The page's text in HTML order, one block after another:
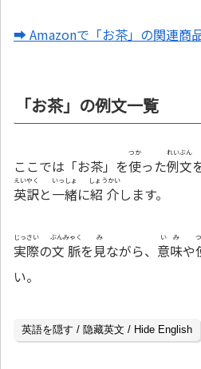
➡ Amazonで「お茶」の関連商
「お茶」の例文一覧
ここでは「お茶」を使
つか
った例文
れいぶん
英訳
えいやく
と一緒
いっしょ
に紹介
しょうかい
します。
実際
じっさい
の文脈
ぶんみゃく
を見
み
ながら、 意味
いみ
や
い。
英語を隠す / 隐藏英文 / Hide English